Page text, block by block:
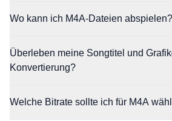
Wo kann ich M4A-Dateien abspielen?
Überleben meine Songtitel und
Konvertierung?
Welche Bitrate sollte ich für M4A